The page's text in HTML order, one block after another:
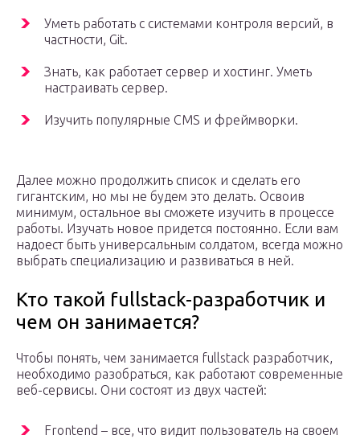
Уметь работать с системами контроля версий, в
частности, Git.
Знать, как работает сервер и хостинг. Уметь
настраивать сервер.
Изучить популярные CMS и фреймворки.
Далее можно продолжить список и сделать его
гигантским, но мы не будем это делать. Освоив
минимум, остальное вы сможете изучить в процессе
работы. Изучать новое придется постоянно. Если вам
надоест быть универсальным солдатом, всегда можно
выбрать специализацию и развиваться в ней.
Кто такой fullstack-разработчик и
чем он занимается?
Чтобы понять, чем занимается fullstack разработчик,
необходимо разобраться, как работают современные
веб-сервисы. Они состоят из двух частей:
Frontend – все, что видит пользователь на своем